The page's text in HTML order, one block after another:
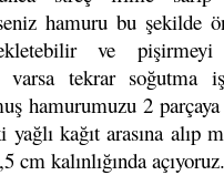
hamuru bu şekilde
ve
tekrar soğutma
hamurumuzu 2 parçaya
kağıt arasına alıp
cm kalınlığında açıyoruz.